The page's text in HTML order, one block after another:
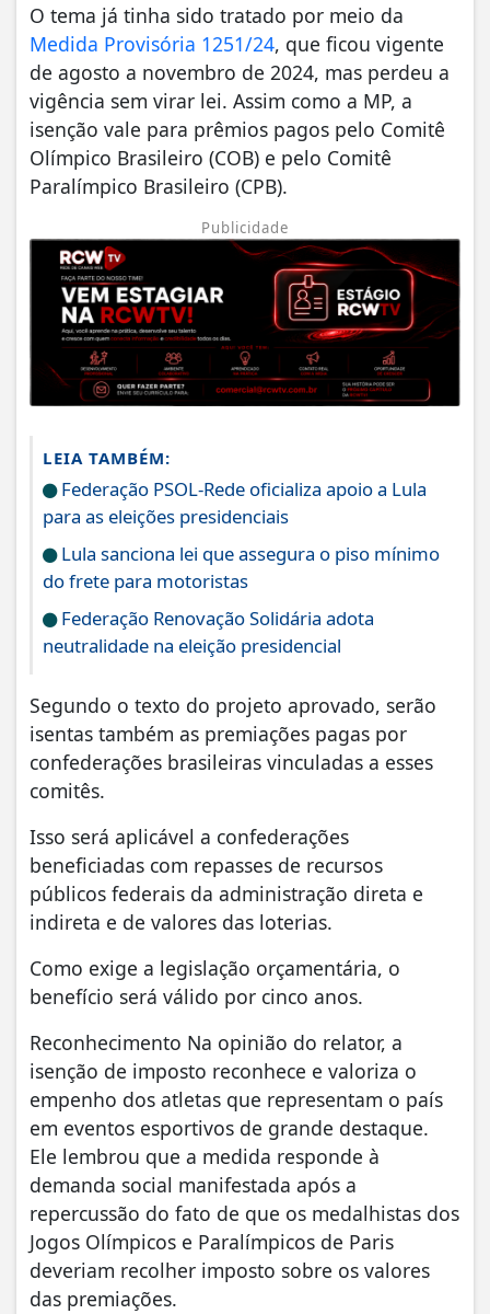
O tema já tinha sido tratado por meio da
Medida Provisória 1251/24, que ficou vigente
de agosto a novembro de 2024, mas perdeu a
vigência sem virar lei. Assim como a MP, a
isenção vale para prêmios pagos pelo Comitê
Olímpico Brasileiro (COB) e pelo Comitê
Paralímpico Brasileiro (CPB).
Publicidade
LEIA TAMBÉM:
Federação PSOL-Rede oficializa apoio a Lula
para as eleições presidenciais
Lula sanciona lei que assegura o piso mínimo
do frete para motoristas
Federação Renovação Solidária adota
neutralidade na eleição presidencial
Segundo o texto do projeto aprovado, serão
isentas também as premiações pagas por
confederações brasileiras vinculadas a esses
comitês.
Isso será aplicável a confederações
beneficiadas com repasses de recursos
públicos federais da administração direta e
indireta e de valores das loterias.
Como exige a legislação orçamentária, o
benefício será válido por cinco anos.
Reconhecimento Na opinião do relator, a
isenção de imposto reconhece e valoriza o
empenho dos atletas que representam o país
em eventos esportivos de grande destaque.
Ele lembrou que a medida responde à
demanda social manifestada após a
repercussão do fato de que os medalhistas dos
Jogos Olímpicos e Paralímpicos de Paris
deveriam recolher imposto sobre os valores
das premiações.